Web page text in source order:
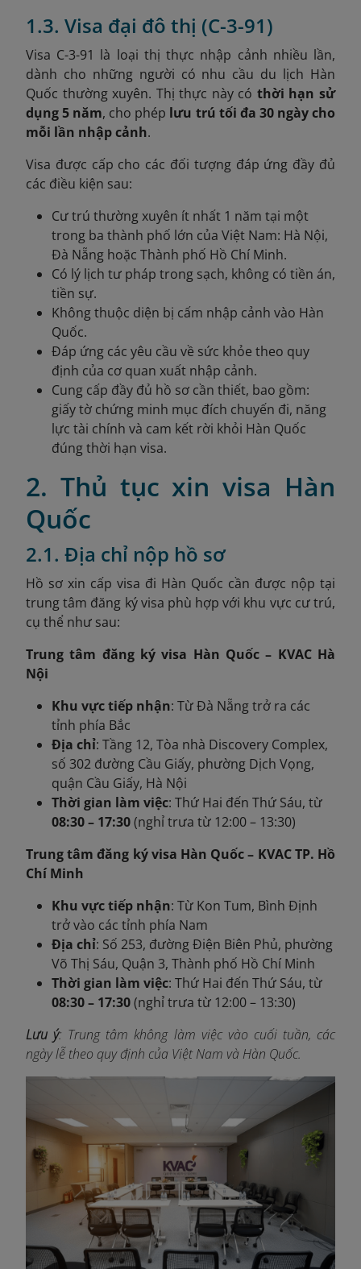
1.3. Visa đại đô thị (C-3-91)
Visa C-3-91 là loại thị thực nhập cảnh nhiều lần,
dành cho những người có nhu cầu du lịch Hàn
Quốc thường xuyên. Thị thực này có thời hạn sử
dụng 5 năm, cho phép lưu trú tối đa 30 ngày cho
mỗi lần nhập cảnh.
Visa được cấp cho các đối tượng đáp ứng đầy đủ
các điều kiện sau:
Cư trú thường xuyên ít nhất 1 năm tại một
trong ba thành phố lớn của Việt Nam: Hà Nội,
Đà Nẵng hoặc Thành phố Hồ Chí Minh.
Có lý lịch tư pháp trong sạch, không có tiền án,
tiền sự.
Không thuộc diện bị cấm nhập cảnh vào Hàn
Quốc.
Đáp ứng các yêu cầu về sức khỏe theo quy
định của cơ quan xuất nhập cảnh.
Cung cấp đầy đủ hồ sơ cần thiết, bao gồm:
giấy tờ chứng minh mục đích chuyến đi, năng
lực tài chính và cam kết rời khỏi Hàn Quốc
đúng thời hạn visa.
2. Thủ tục xin visa Hàn
Quốc
2.1. Địa chỉ nộp hồ sơ
Hồ sơ xin cấp visa đi Hàn Quốc cần được nộp tại
trung tâm đăng ký visa phù hợp với khu vực cư trú,
cụ thể như sau:
Trung tâm đăng ký visa Hàn Quốc – KVAC Hà
Nội
Khu vực tiếp nhận: Từ Đà Nẵng trở ra các
tỉnh phía Bắc
Địa chỉ: Tầng 12, Tòa nhà Discovery Complex,
số 302 đường Cầu Giấy, phường Dịch Vọng,
quận Cầu Giấy, Hà Nội
Thời gian làm việc: Thứ Hai đến Thứ Sáu, từ
08:30 – 17:30(nghỉ trưa từ 12:00 – 13:30)
Trung tâm đăng ký visa Hàn Quốc – KVAC TP. Hồ
Chí Minh
Khu vực tiếp nhận: Từ Kon Tum, Bình Định
trở vào các tỉnh phía Nam
Địa chỉ: Số 253, đường Điện Biên Phủ, phường
Võ Thị Sáu, Quận 3, Thành phố Hồ Chí Minh
Thời gian làm việc: Thứ Hai đến Thứ Sáu, từ
08:30 – 17:30(nghỉ trưa từ 12:00 – 13:30)
Lưu ý: Trung tâm không làm việc vào cuối tuần, các
ngày lễ theo quy định của Việt Nam và Hàn Quốc.